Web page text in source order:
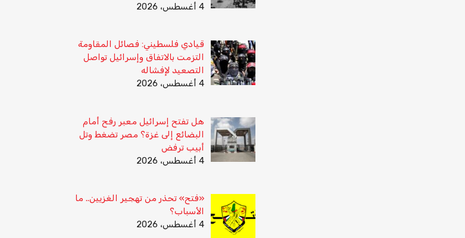
4 أغسطس، 2026
قيادي فلسطيني: فصائل المقاومة
التزمت بالاتفاق وإسرائيل تواصل
التصعيد لإفشاله
4 أغسطس، 2026
هل تفتح إسرائيل معبر رفح أمام
البضائع إلى غزة؟ مصر تضغط وتل
أبيب ترفض
4 أغسطس، 2026
«فتح» تحذر من تهجير الغزيين.. ما
الأسباب؟
4 أغسطس، 2026